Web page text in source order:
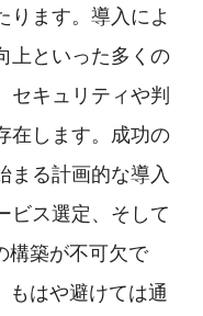
ります。導入によ
上といった多くの
セキュリティや判
在します。成功の
まる計画的な導入
ビス選定、そして
構築が不可欠で
もはや避けては通